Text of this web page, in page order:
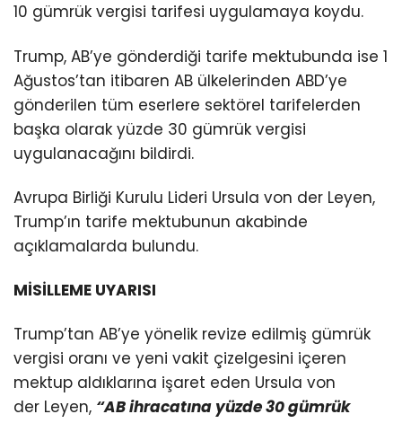
10 gümrük vergisi tarifesi uygulamaya koydu.
Trump, AB’ye gönderdiği tarife mektubunda ise 1
Ağustos’tan itibaren AB ülkelerinden ABD’ye
gönderilen tüm eserlere sektörel tarifelerden
başka olarak yüzde 30 gümrük vergisi
uygulanacağını bildirdi.
Avrupa Birliği Kurulu Lideri Ursula von der Leyen,
Trump’ın tarife mektubunun akabinde
açıklamalarda bulundu.
MİSİLLEME UYARISI
Trump’tan AB’ye yönelik revize edilmiş gümrük
vergisi oranı ve yeni vakit çizelgesini içeren
mektup aldıklarına işaret eden Ursula von
der Leyen, “AB ihracatına yüzde 30 gümrük